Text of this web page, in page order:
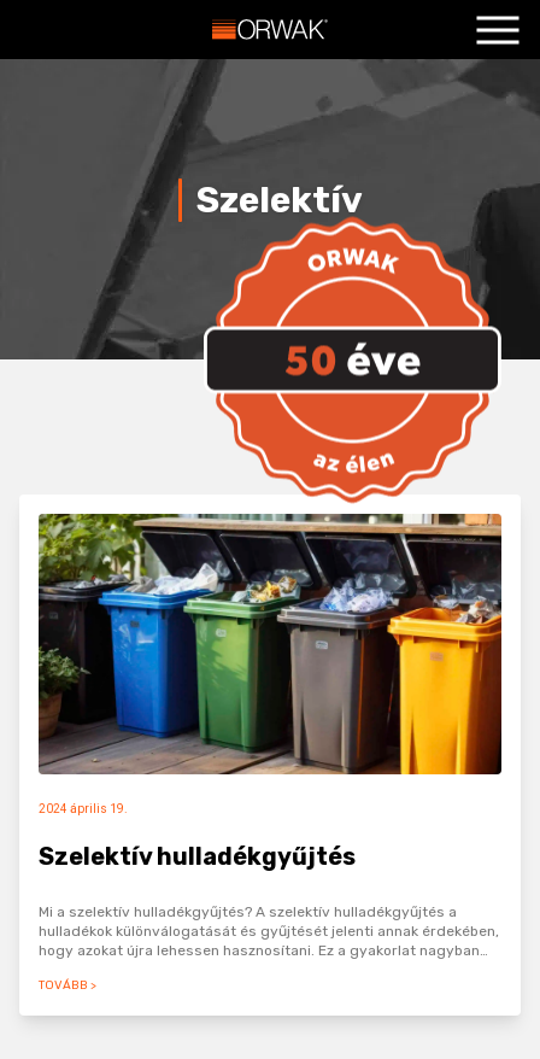
Szolgáltatások
Kapcsolat
szelektív
2024 április 19.
Szelektív hulladékgyűjtés
Mi a szelektív hulladékgyűjtés? A szelektív hulladékgyűjtés a
hulladékok különválogatását és gyűjtését jelenti annak érdekében,
hogy azokat újra lehessen hasznosítani. Ez a gyakorlat nagyban
TOVÁBB >